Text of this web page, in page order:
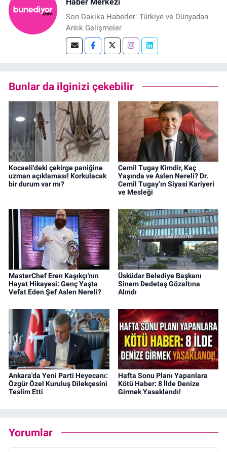
Son Dakika Haberler: Türkiye ve Dünyadan
Anlık Gelişmeler
Bunlar da ilginizi çekebilir
Kocaeli'deki çekirge paniğine
uzman açıklaması! Korkulacak
bir durum var mı?
Cemil Tugay Kimdir, Kaç
Yaşında ve Aslen Nereli? Dr.
Cemil Tugay’ın Siyasi Kariyeri
ve Mesleği
MasterChef Eren Kaşıkçı'nın
Hayat Hikayesi: Genç Yaşta
Vefat Eden Şef Aslen Nereli?
Üsküdar Belediye Başkanı
Sinem Dedetaş Gözaltına
Alındı
Ankara'da Yeni Parti Heyecanı:
Özgür Özel Kuruluş Dilekçesini
Teslim Etti
Hafta Sonu Planı Yapanlara
Kötü Haber: 8 İlde Denize
Girmek Yasaklandı!
Yorumlar